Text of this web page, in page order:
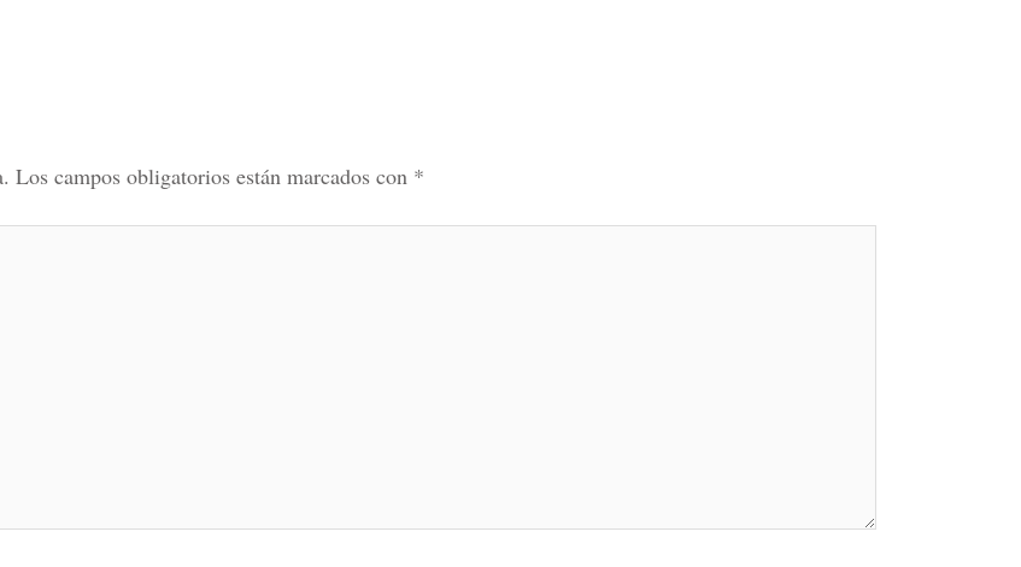
Los campos obligatorios están marcados con *